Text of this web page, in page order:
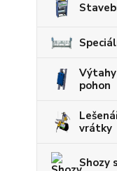
pohon
vrátky
Shozy